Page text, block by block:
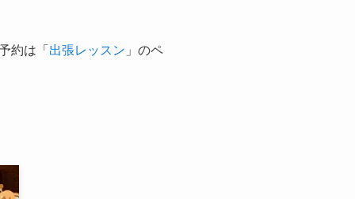
約は「 出張レッスン 」のペ